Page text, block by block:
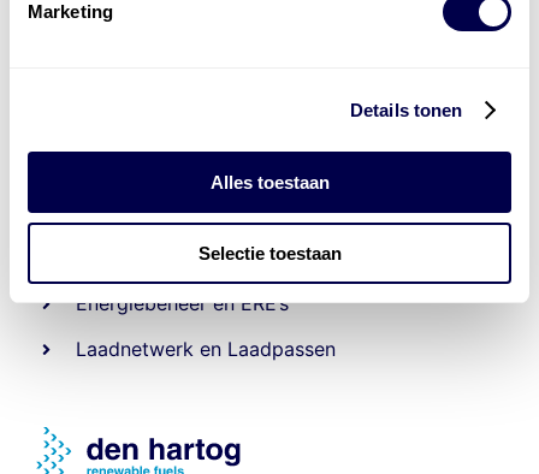
Marketing
Details tonen
Alles toestaan
Selectie toestaan
accu oplossingen
Installatie van laadinfra en accu’s
EnergiebeheerenERE’s
Laadnetwerk en Laadpassen